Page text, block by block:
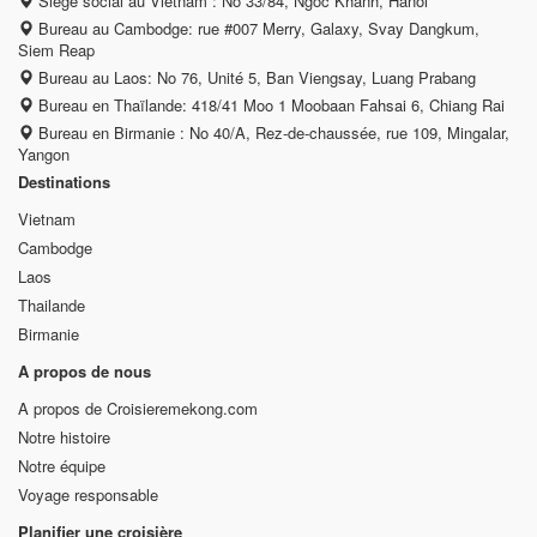
Bureau au Cambodge: rue #007 Merry, Galaxy, Svay Dangkum,
Siem Reap
Bureau au Laos: No 76, Unité 5, Ban Viengsay, Luang Prabang
Bureau en Thaïlande: 418/41 Moo 1 Moobaan Fahsai 6, Chiang Rai
Bureau en Birmanie : No 40/A, Rez-de-chaussée, rue 109, Mingalar,
Yangon
Destinations
Vietnam
Cambodge
Laos
Thailande
Birmanie
A propos de nous
A propos de Croisieremekong.com
Notre histoire
Notre équipe
Voyage responsable
Planifier une croisière